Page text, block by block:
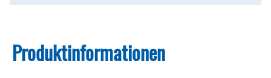
Produktinformationen